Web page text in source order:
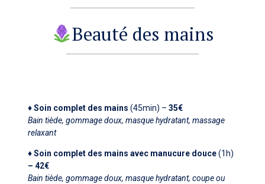
Beauté des mains
♦ Soin complet des mains(45min) –35€
Bain tiède, gommage doux, masque hydratant, massage
relaxant
♦ Soin complet des mains avec manucure douce(1h)
– 42€
Bain tiède, gommage doux, masque hydratant, coupe ou